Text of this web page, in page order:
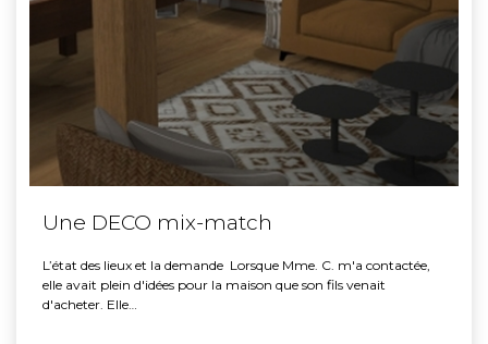
Une DECO mix-match
L’état des lieux et la demande Lorsque Mme. C. m'a contactée,
elle avait plein d'idées pour la maison que son fils venait
d'acheter. Elle…